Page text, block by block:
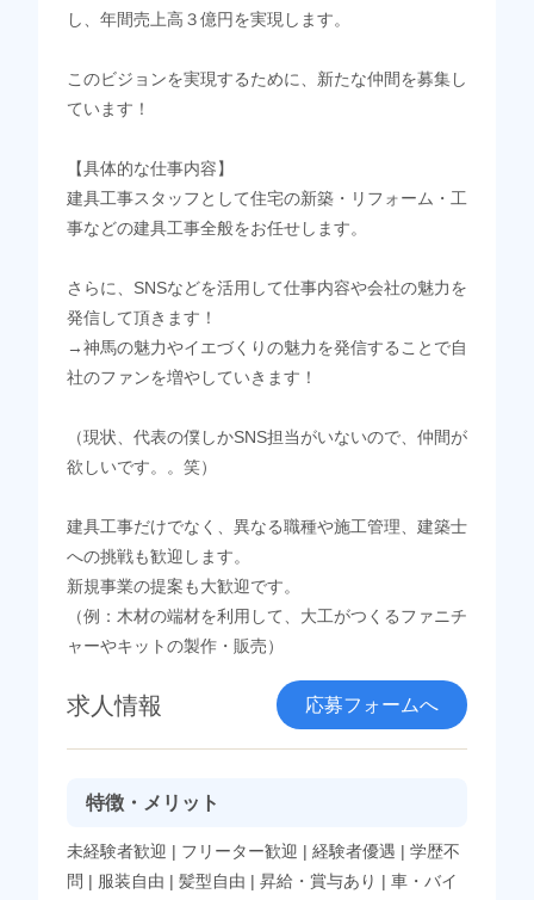
し、年間売上高３億円を実現します。
このビジョンを実現するために、新たな仲間を募集し
ています！
【具体的な仕事内容】
建具工事スタッフとして住宅の新築・リフォーム・工
事などの建具工事全般をお任せします。
さらに、SNSなどを活用して仕事内容や会社の魅力を
発信して頂きます！
→神馬の魅力やイエづくりの魅力を発信することで自
社のファンを増やしていきます！
（現状、代表の僕しかSNS担当がいないので、仲間が
欲しいです。。笑）
建具工事だけでなく、異なる職種や施工管理、建築士
への挑戦も歓迎します。
新規事業の提案も大歓迎です。
（例：木材の端材を利用して、大工がつくるファニチ
ャーやキットの製作・販売）
求人情報 応募フォームへ
特徴・メリット
未経験者歓迎 | フリーター歓迎 | 経験者優遇 | 学歴不
問 | 服装自由 | 髪型自由 | 昇給・賞与あり | 車・バイ